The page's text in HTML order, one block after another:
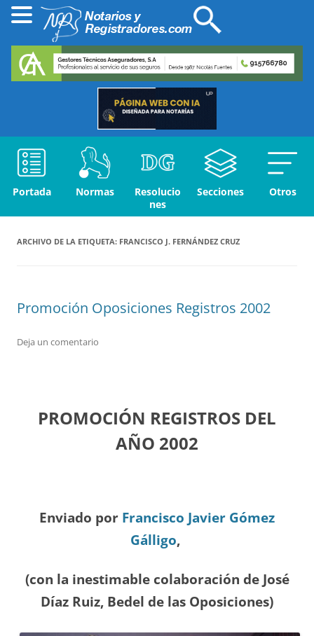
Portada Normas
Resolucio
nes
Secciones Otros
ARCHIVO DE LA ETIQUETA: FRANCISCO J. FERNÁNDEZ CRUZ
Promoción Oposiciones Registros 2002
Deja un comentario
PROMOCIÓN REGISTROS DEL
AÑO 2002
Enviado por Francisco Javier Gómez
Gálligo,
(con la inestimable colaboración de José
Díaz Ruiz, Bedel de las Oposiciones)